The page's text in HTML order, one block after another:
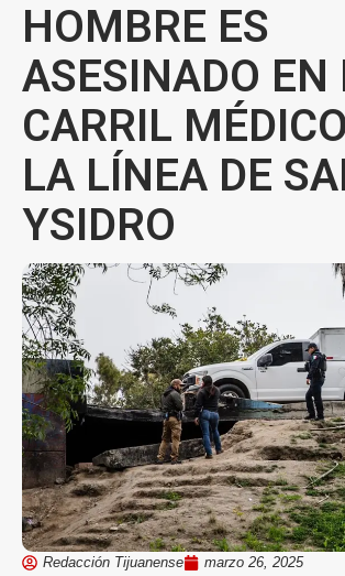
HOMBRE ES
ASESINADO EN
CARRIL
LA LÍNEA DE
YSIDRO
Redacción Tijuanense marzo 26, 2025